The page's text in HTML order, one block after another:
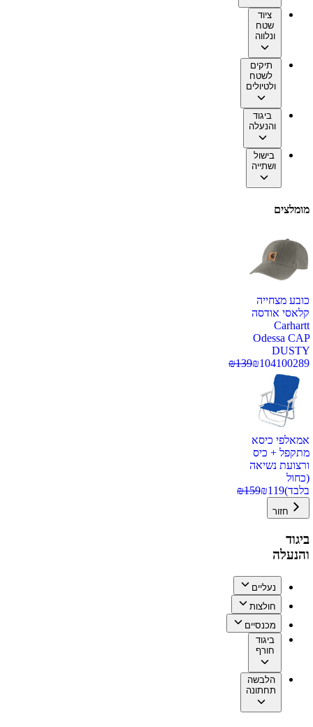
ציוד
שטח
ונלווה
תיקים
לשטח
ולטיולים
ביגוד
והנעלה
בישול
ושתייה
מומלצים
כובע מצחייה
קלאסי אודסה
Carhartt
Odessa CAP
DUSTY
100289
₪104
₪139
אמאלפי כיסא
מתקפל + כיס
ורצועת נשיאה
(כחול
בלבד)
₪119
₪159
חזור
ביגוד
והנעלה
נעליים
חולצות
מכנסיים
ביגוד
חורף
הלבשה
תחתונה